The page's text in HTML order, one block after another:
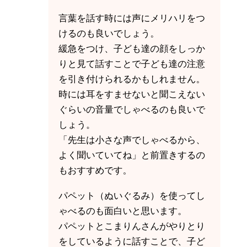
言葉を話す時には声にメリハリをつ
けるのも良いでしょう。
緩急をつけ、子ども達の顔をしっか
りと見て話すことで子ども達の注意
を引き付けられるかもしれません。
時には耳をすませないと聞こえない
ぐらいの音量でしゃべるのも良いで
しょう。
「先生は小さな声でしゃべるから、
よく聞いていてね」と前置きするの
もおすすめです。
パペット（ぬいぐるみ）を使ってし
ゃべるのも面白いと思います。
パペットとこまりんさんがやりとり
をしているように話すことで、子ど